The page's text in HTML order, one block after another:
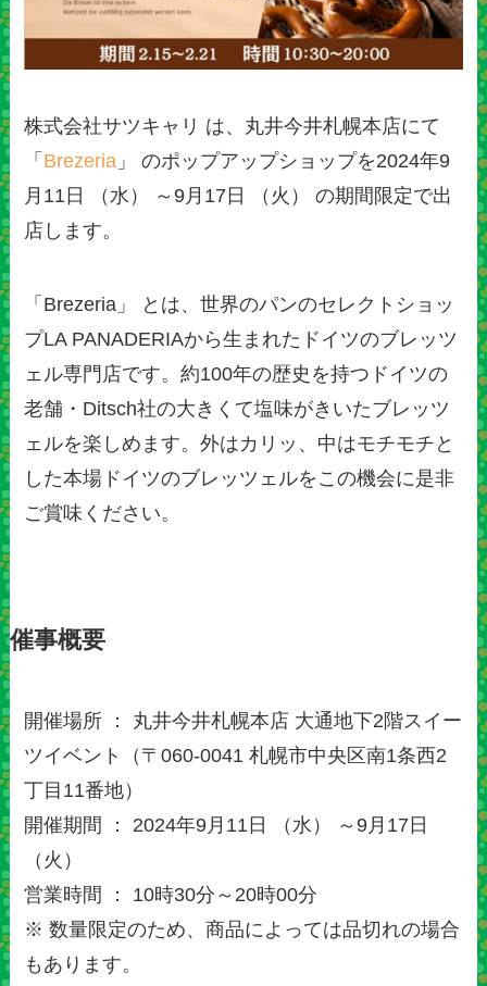
株式会社サツキャリ は、丸井今井札幌本店にて
「 Brezeria 」 のポップアップショップを2024年9
月11日 （水） ～9月17日 （火） の期間限定で出
店します。
「Brezeria」 とは、世界のパンのセレクトショッ
プLA PANADERIAから生まれたドイツのブレッツ
ェル専門店です。約100年の歴史を持つドイツの
老舗・Ditsch社の大きくて塩味がきいたブレッツ
ェルを楽しめます。外はカリッ、中はモチモチと
した本場ドイツのブレッツェルをこの機会に是非
ご賞味ください。
催事概要
開催場所 ： 丸井今井札幌本店 大通地下2階スイー
ツイベント（〒060-0041 札幌市中央区南1条西2
丁目11番地）
開催期間 ： 2024年9月11日 （水） ～9月17日
（火）
営業時間 ： 10時30分～20時00分
※ 数量限定のため、商品によっては品切れの場合
もあります。